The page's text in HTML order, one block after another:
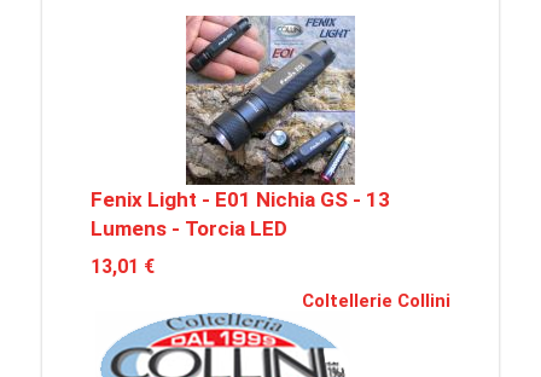
Fenix Light - E01 Nichia GS - 13
Lumens - Torcia LED
13,01 €
Coltellerie Collini